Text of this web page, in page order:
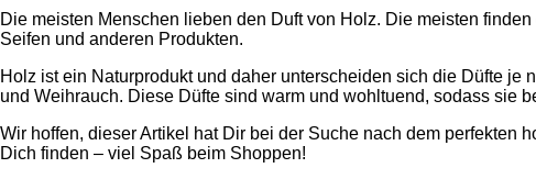
Die meisten Menschen lieben den Duft von Holz. Die meisten
Seifen und anderen Produkten.
Holz ist ein Naturprodukt und daher unterscheiden sich die Düfte
und Weihrauch. Diese Düfte sind warm und wohltuend, sodass sie
Wir hoffen, dieser Artikel hat Dir bei der Suche nach dem perfekten
Dich finden – viel Spaß beim Shoppen!